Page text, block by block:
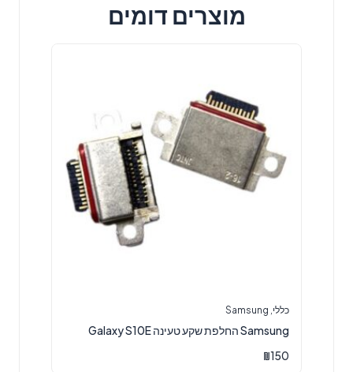
מוצרים דומים
כללי Samsung
Samsung החלפת שקע טעינה Galaxy S10E
₪150